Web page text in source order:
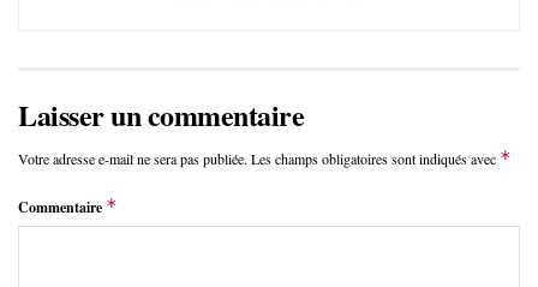
Laisser un commentaire
Votre adresse e-mail ne sera pas publiée. Les champs obligatoires sont indiqués avec *
Commentaire *